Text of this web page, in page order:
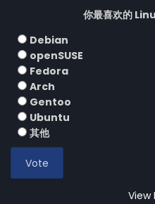
你最喜欢的
Debian
openSUSE
Fedora
Arch
Gentoo
Ubuntu
其他
View